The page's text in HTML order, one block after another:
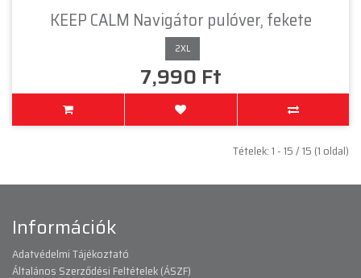
KEEP CALM Navigátor pulóver, fekete
2XL
7,990 Ft
Tételek: 1 - 15 / 15 (1 oldal)
Információk
Adatvédelmi Tájékoztató
Általános Szerződési Feltételek (ÁSZF)